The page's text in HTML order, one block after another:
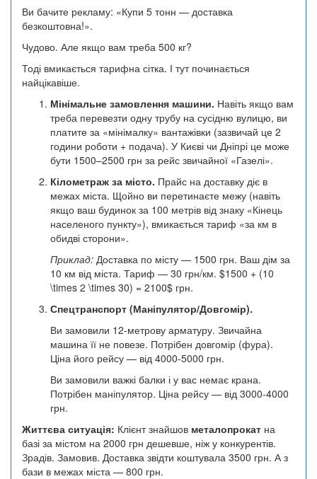
Ви бачите рекламу: «Купи 5 тонн — доставка
безкоштовна!».
Чудово. Але якщо вам треба 500 кг?
Тоді вмикається тарифна сітка. І тут починається
найцікавіше.
Мінімальне замовлення машини. Навіть якщо вам
треба перевезти одну трубу на сусідню вулицю, ви
платите за «мінімалку» вантажівки (зазвичай це 2
години роботи + подача). У Києві чи Дніпрі це може
бути 1500–2500 грн за рейс звичайної «Газелі».
Кілометраж за місто. Прайс на доставку діє в
межах міста. Щойно ви перетинаєте межу (навіть
якщо ваш будинок за 100 метрів від знаку «Кінець
населеного пункту»), вмикається тариф «за км в
обидві сторони».
Приклад: Доставка по місту — 1500 грн. Ваш дім за
10 км від міста. Тариф — 30 грн/км. $1500 + (10
\times 2 \times 30) = 2100$ грн.
Спецтранспорт (Маніпулятор/Довгомір).
Ви замовили 12-метрову арматуру. Звичайна
машина її не повезе. Потрібен довгомір (фура).
Ціна його рейсу — від 4000-5000 грн.
Ви замовили важкі балки і у вас немає крана.
Потрібен маніпулятор. Ціна рейсу — від 3000-4000
грн.
Життєва ситуація: Клієнт знайшов металопрокат на
базі за містом на 2000 грн дешевше, ніж у конкурентів.
Зрадів. Замовив. Доставка звідти коштувала 3500 грн. А з
бази в межах міста — 800 грн.